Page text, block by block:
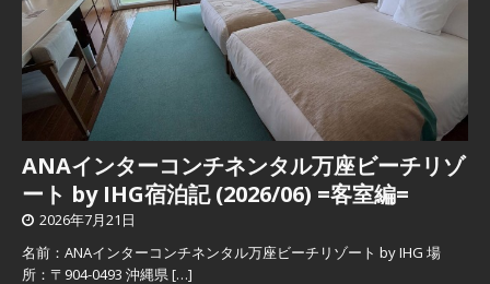
ANAインターコンチネンタル万座ビーチリゾ
ート by IHG宿泊記 (2026/06) =客室編=
2026年7月21日
名前：ANAインターコンチネンタル万座ビーチリゾート by IHG 場
所：〒904-0493 沖縄県 […]